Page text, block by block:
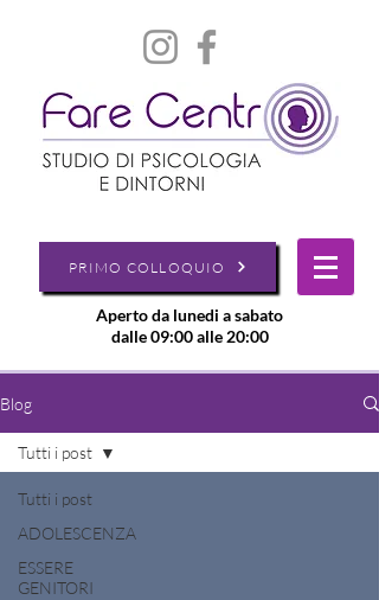
PRIMO COLLOQUIO
Aperto da lunedi a sabato
dalle 09:00 alle 20:00
Blog
Tutti i post
ADOLESCENZA
ESSERE
GENITORI
Tutti i post